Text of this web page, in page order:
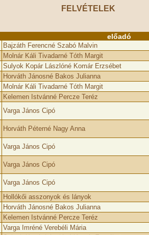
FELVÉTELEK
előadó
Bajzáth Ferencné Szabó Malvin
Molnár Káli Tivadarné Tóth Margit
Sulyok Kopár Lászlóné Komár Erzsébet
Horváth Jánosné Bakos Julianna
Molnár Káli Tivadarné Tóth Margit
Kelemen Istvánné Percze Teréz
Varga János Cipó
Horváth Péterné Nagy Anna
Varga János Cipó
Varga János Cipó
Varga János Cipó
Hollókői asszonyok és lányok
Horváth Jánosné Bakos Julianna
Kelemen Istvánné Percze Teréz
Varga Imréné Verebéli Mária